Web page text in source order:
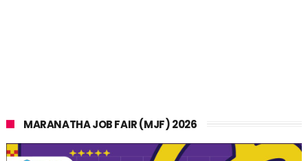
MARANATHA JOB FAIR (MJF) 2026